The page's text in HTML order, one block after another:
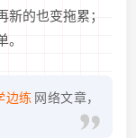
的也变拖累；
边练 网络文章，